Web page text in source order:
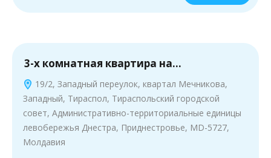
3-х комнатная квартира на…
19/2, Западный переулок, квартал Мечникова,
Западный, Тираспол, Тираспольский городской
совет, Административно-территориальные единицы
левобережья Днестра, Приднестровье, MD-5727,
Молдавия